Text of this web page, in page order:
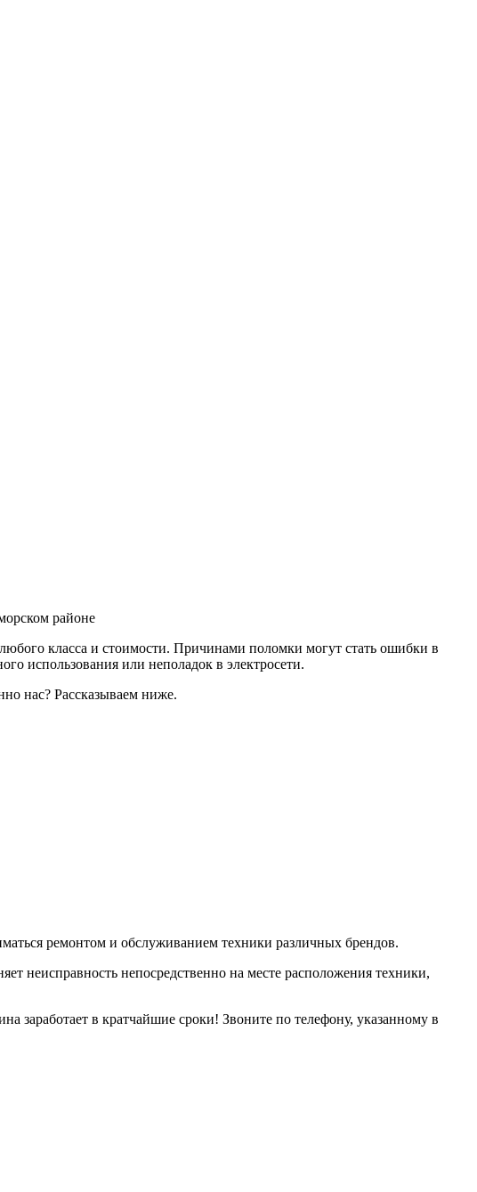
районе
класса и стоимости. Причинами поломки могут стать ошибки в
использования или неполадок в электросети.
нас? Рассказываем ниже.
ремонтом и обслуживанием техники различных брендов.
неисправность непосредственно на месте расположения техники,
в кратчайшие сроки! Звоните по телефону, указанному в